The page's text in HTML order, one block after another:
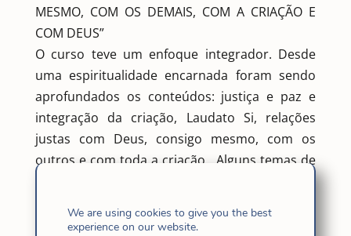
MESMO, COM OS DEMAIS, COM A CRIAÇÃO E
COM DEUS”
O curso teve um enfoque integrador. Desde
uma espiritualidade encarnada foram sendo
aprofundados os conteúdos: justiça e paz e
integração da criação, Laudato Si, relações
justas com Deus, consigo mesmo, com os
outros e com toda a criação. Alguns temas de
doutrina social da Igreja. Causas e
capitalista-neoliberal que só se importa em
We are using cookies to give you the best
experience on our website.